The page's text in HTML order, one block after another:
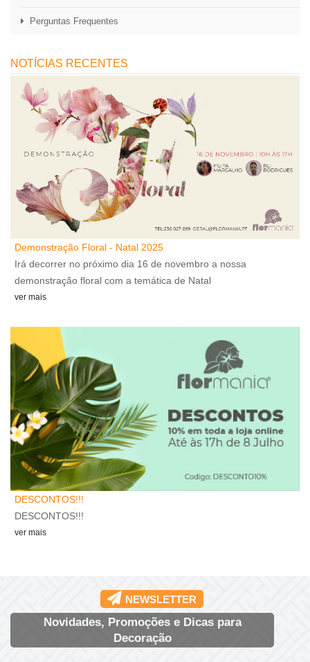
Perguntas Frequentes
NOTÍCIAS RECENTES
Demonstração Floral - Natal 2025
Irá decorrer no próximo dia 16 de novembro a nossa
demonstração floral com a temática de Natal
ver mais
DESCONTOS!!!
DESCONTOS!!!
ver mais
NEWSLETTER
Novidades, Promoções e Dicas para
Decoração